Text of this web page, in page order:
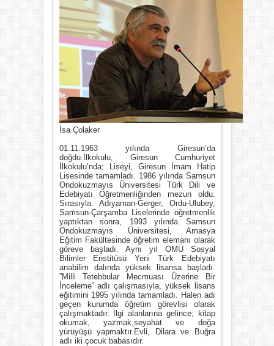
İsa Çolaker
01.11.1963 yılında Giresun’da
doğdu.İlkokulu, Giresun Cumhuriyet
İlkokulu’nda; Liseyi, Giresun İmam Hatip
Lisesinde tamamladı. 1986 yılında Samsun
Ondokuzmayıs Üniversitesi Türk Dili ve
Edebiyatı Öğretmenliğinden mezun oldu.
Sırasıyla: Adıyaman-Gerger, Ordu-Ulubey,
Samsun-Çarşamba Liselerinde öğretmenlik
yaptıktan sonra, 1993 yılında Samsun
Ondokuzmayıs Üniversitesi, Amasya
Eğitim Fakültesinde öğretim elemanı olarak
göreve başladı. Aynı yıl OMÜ Sosyal
Bilimler Enstitüsü Yeni Türk Edebiyatı
anabilim dalında yüksek lisansa başladı.
”Milli Tetebbular Mecmuası Üzerine Bir
İnceleme” adlı çalışmasıyla, yüksek lisans
eğitimini 1995 yılında tamamladı. Halen adı
geçen kurumda öğretim görevlisi olarak
çalışmaktadır. İlgi alanlarına gelince; kitap
okumak, yazmak,seyahat ve doğa
yürüyüşü yapmaktır.Evli, Dilara ve Buğra
adlı iki çocuk babasıdır.